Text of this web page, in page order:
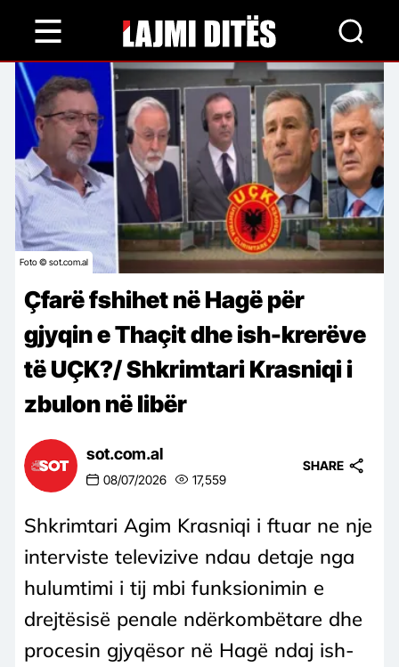
content
Foto © sot.com.al
Çfarë fshihet në Hagë për
gjyqin e Thaçit dhe ish-krerëve
të UÇK?/ Shkrimtari Krasniqi i
zbulon në libër
sot.com.al
08/07/2026 17,559
SHARE
Shkrimtari Agim Krasniqi i ftuar ne nje
interviste televizive ndau detaje nga
hulumtimi i tij mbi funksionimin e
drejtësisë penale ndërkombëtare dhe
procesin gjyqësor në Hagë ndaj ish-